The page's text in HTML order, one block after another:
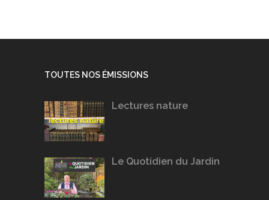
TOUTES NOS ÉMISSIONS
Lectures nature
Le Quotidien du Jardin